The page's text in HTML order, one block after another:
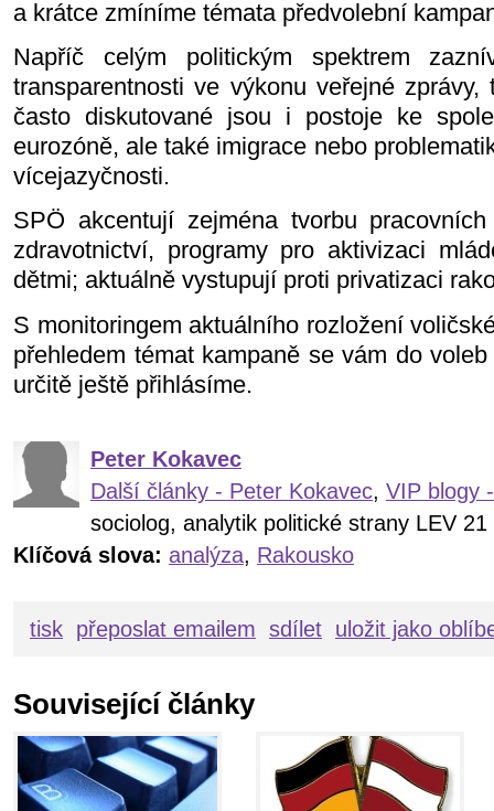
a krátce zmíníme témata předvolební
Napříč celým politickým spektrem
transparentnosti ve výkonu veřejné
často diskutované jsou i postoje ke
eurozóně, ale také imigrace nebo
vícejazyčnosti.
SPÖ akcentují zejména tvorbu
zdravotnictví, programy pro aktivizaci
dětmi; aktuálně vystupují proti privatizaci
S monitoringem aktuálního rozložení
přehledem témat kampaně se vám do
určitě ještě přihlásíme.
Peter Kokavec
Další články - Peter Kokavec, VIP blogy
sociolog, analytik politické strany LEV 21
Klíčová slova: analýza, Rakousko
tisk přeposlat emailem sdílet uložit jako
Související články